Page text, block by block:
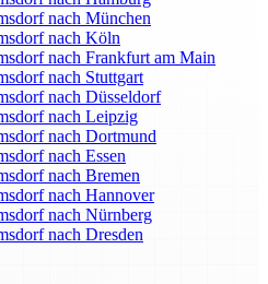
nach München
nach Köln
nach Frankfurt am Main
nach Stuttgart
nach Düsseldorf
nach Leipzig
nach Dortmund
nach Essen
nach Bremen
nach Hannover
nach Nürnberg
nach Dresden